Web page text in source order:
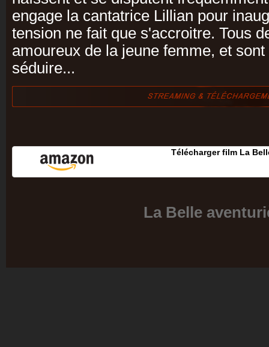
engage la cantatrice Lillian pour
tension ne fait que s'accroitre. Tous
amoureux de la jeune femme, et
séduire...
Télécharger film La
La Belle